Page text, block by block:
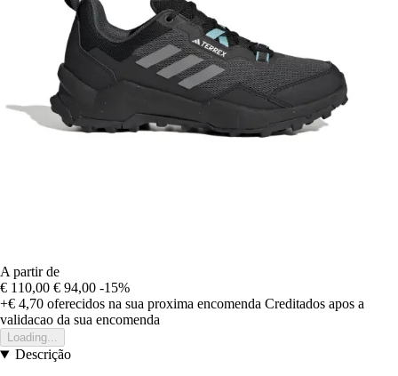
A partir de
€ 110,00 € 94,00 -15%
+€ 4,70 oferecidos na sua proxima encomenda Creditados apos a
validacao da sua encomenda
Loading...
Descrição